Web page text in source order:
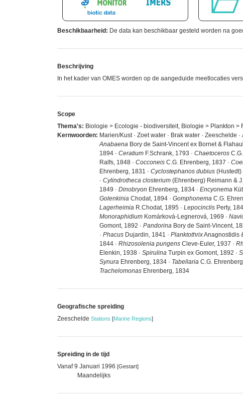
Beschikbaarheid: De data kan beschikbaar gesteld worden na
Beschrijving
In het kader van OMES worden op de aangeduide meetlocaties
Scope
Thema's: Biologie > Ecologie - biodiversiteit, Biologie > Plankton
Kernwoorden: Marien/Kust · Zoet water · Brak water · Zeeschelde ·
Anabaena Bory de Saint-Vincent ex Bornet &
1894 · Ceratium F.Schrank, 1793 · Chaetoceros
Ralfs, 1848 · Cocconeis C.G. Ehrenberg, 1837 ·
Ehrenberg, 1831 · Cyclostephanos dubius (Hustedt)
· Cylindrotheca closterium (Ehrenberg) Reimann &
1849 · Dinobryon Ehrenberg, 1834 · Encyonema
Golenkinia Chodat, 1894 · Gomphonema C.G.
Lagerheimia R.Chodat, 1895 · Lepocinclis Perty,
Monoraphidium Komárková-Legnerová, 1969 ·
Gomont, 1892 · Pandorina Bory de Saint-Vincent,
· Phacus Dujardin, 1841 · PlanktothrixAnagnostidis
1844 · Rhizosolenia pungens Cleve-Euler, 1937 ·
Elenkin, 1938 · Spirulina Turpin ex Gomont, 1892 ·
Synura Ehrenberg, 1834 · Tabellaria C.G.
Trachelomonas Ehrenberg, 1834
Geografische spreiding
Zeeschelde Stations [Marine Regions]
Spreiding in de tijd
Vanaf 9 Januari 1996 [Gestart]
Maandelijks